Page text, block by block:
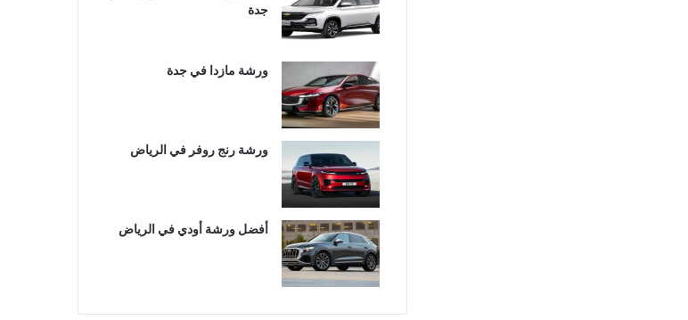
جدة
ورشة مازدا في جدة
ورشة رنج روفر في الرياض
أفضل ورشة أودي في الرياض